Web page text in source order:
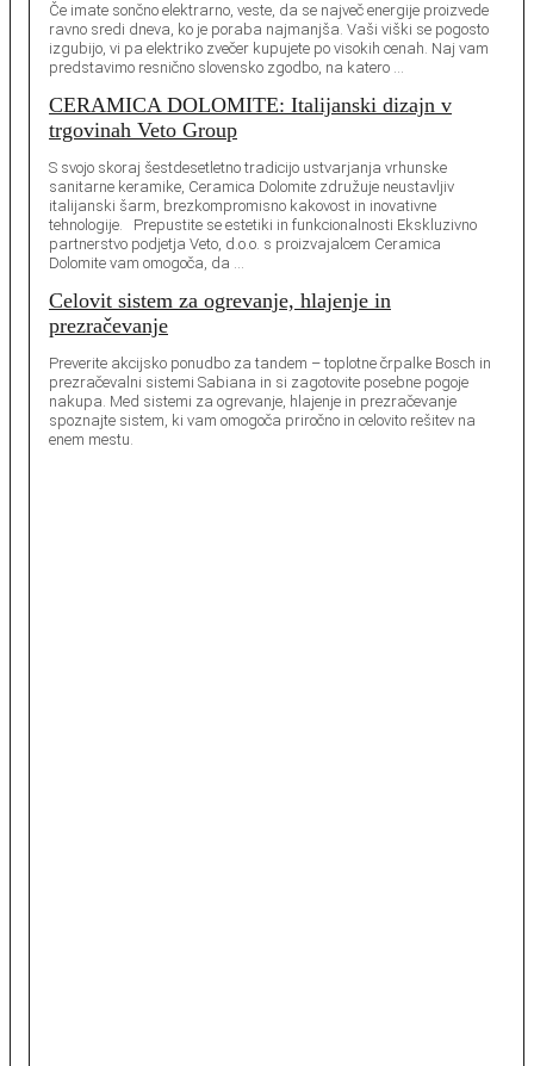
Če imate sončno elektrarno, veste, da se največ energije proizvede
ravno sredi dneva, ko je poraba najmanjša. Vaši viški se pogosto
izgubijo, vi pa elektriko zvečer kupujete po visokih cenah. Naj vam
predstavimo resnično slovensko zgodbo, na katero …
CERAMICA DOLOMITE: Italijanski dizajn v
trgovinah Veto Group
S svojo skoraj šestdesetletno tradicijo ustvarjanja vrhunske
sanitarne keramike, Ceramica Dolomite združuje neustavljiv
italijanski šarm, brezkompromisno kakovost in inovativne
tehnologije. Prepustite se estetiki in funkcionalnosti Ekskluzivno
partnerstvo podjetja Veto, d.o.o. s proizvajalcem Ceramica
Dolomite vam omogoča, da …
Celovit sistem za ogrevanje, hlajenje in
prezračevanje
Preverite akcijsko ponudbo za tandem – toplotne črpalke Bosch in
prezračevalni sistemi Sabiana in si zagotovite posebne pogoje
nakupa. Med sistemi za ogrevanje, hlajenje in prezračevanje
spoznajte sistem, ki vam omogoča priročno in celovito rešitev na
enem mestu.